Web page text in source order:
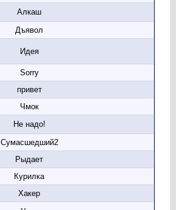
Алкаш
Дъявол
Идея
Sorry
привет
Чмок
Не надо!
Сумасшедший2
Рыдает
Курилка
Хакер